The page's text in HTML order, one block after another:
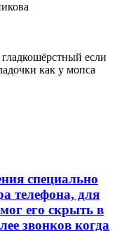
если
как у мопса
специально
телефона, для
его скрыть в
звонков когда